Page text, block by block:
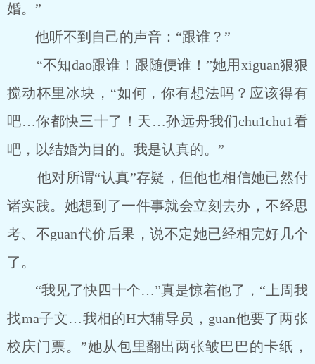
婚。”
他听不到自己的声音：“跟谁？”
“不知dao跟谁！跟随便谁！”她用xiguan狠狠
搅动杯里冰块，“如何，你有想法吗？应该得有
吧…你都快三十了！天…孙远舟我们chu1chu1看
吧，以结婚为目的。我是认真的。”
他对所谓“认真”存疑，但他也相信她已然付
诸实践。她想到了一件事就会立刻去办，不经思
考、不guan代价后果，说不定她已经相完好几个
了。
“我见了快四十个…”真是惊着他了，“上周我
找ma子文…我相的H大辅导员，guan他要了两张
校庆门票。”她从包里翻出两张皱巴巴的卡纸，